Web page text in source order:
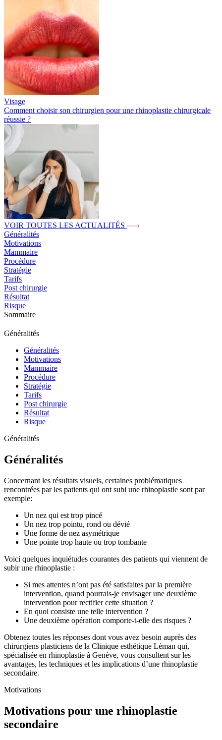
Visage
Comment choisir son chirurgien pour une rhinoplastie chirurgicale
réussie ?
VOIR TOUTES LES ACTUALITÉS
Généralités
Motivations
Mammaire
Procédure
Stratégie
Tarifs
Post chirurgie
Résultat
Risque
Sommaire
Généralités
Généralités
Motivations
Mammaire
Procédure
Stratégie
Tarifs
Post chirurgie
Résultat
Risque
Généralités
Généralités
Concernant les résultats visuels, certaines problématiques
rencontrées par les patients qui ont subi une rhinoplastie sont par
exemple:
Un nez qui est trop pincé
Un nez trop pointu, rond ou dévié
Une forme de nez asymétrique
Une pointe trop haute ou trop tombante
Voici quelques inquiétudes courantes des patients qui viennent de
subir une rhinoplastie :
Si mes attentes n’ont pas été satisfaites par la première
intervention, quand pourrais-je envisager une deuxième
intervention pour rectifier cette situation ?
En quoi consiste une telle intervention ?
Une deuxième opération comporte-t-elle des risques ?
Obtenez toutes les réponses dont vous avez besoin auprès des
chirurgiens plasticiens de la Clinique esthétique Léman qui,
spécialisée en rhinoplastie à Genève, vous consultent sur les
avantages, les techniques et les implications d’une rhinoplastie
secondaire.
Motivations
Motivations pour une rhinoplastie
secondaire